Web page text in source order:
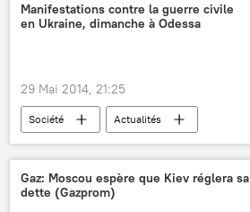
Manifestations contre la guerre civile
en Ukraine, dimanche à Odessa
29 Mai 2014, 21:25
Société Actualités
Gaz: Moscou espère que Kiev réglera sa
dette (Gazprom)